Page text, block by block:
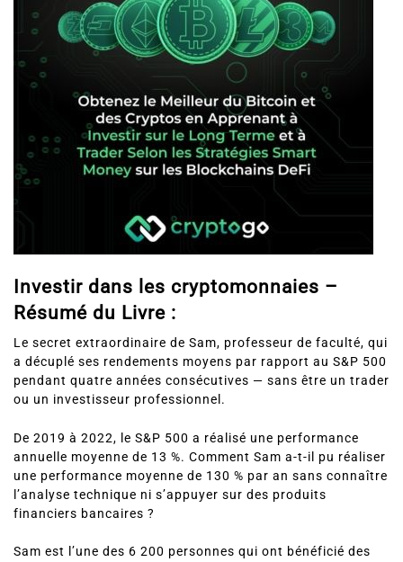
Investir dans les cryptomonnaies –
Résumé du Livre :
Le secret extraordinaire de Sam, professeur de faculté, qui
a décuplé ses rendements moyens par rapport au S&P 500
pendant quatre années consécutives — sans être un trader
ou un investisseur professionnel.
De 2019 à 2022, le S&P 500 a réalisé une performance
annuelle moyenne de 13 %. Comment Sam a-t-il pu réaliser
une performance moyenne de 130 % par an sans connaître
l’analyse technique ni s’appuyer sur des produits
financiers bancaires ?
Sam est l’une des 6 200 personnes qui ont bénéficié des